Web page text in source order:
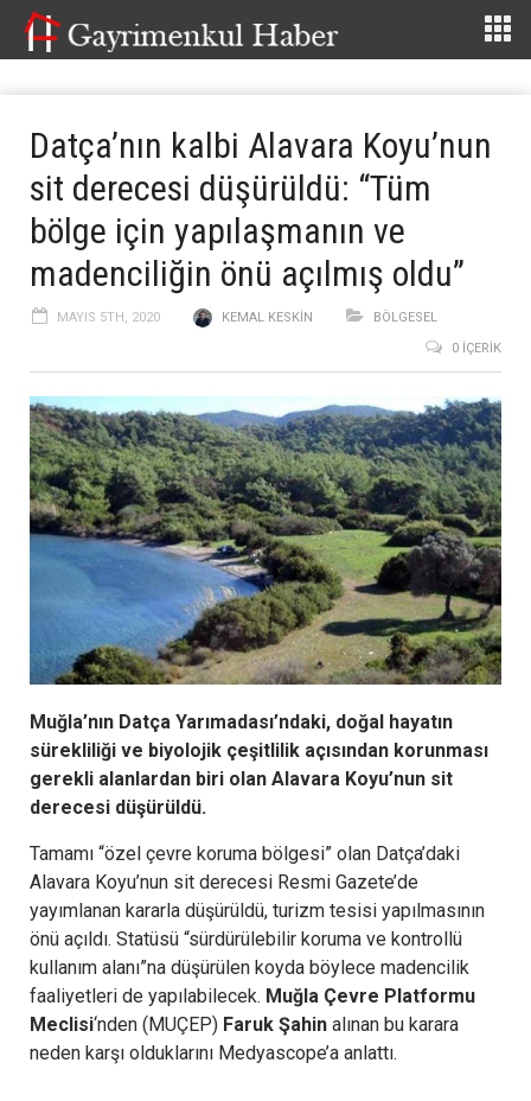
Datça’nın kalbi Alavara Koyu’nun
sit derecesi düşürüldü: “Tüm
bölge için yapılaşmanın ve
madenciliğin önü açılmış oldu”
MAYIS 5TH, 2020 KEMAL KESKIN
BÖLGESEL
0 İÇERIK
Muğla’nın Datça Yarımadası’ndaki, doğal hayatın
sürekliliği ve biyolojik çeşitlilik açısından korunması
gerekli alanlardan biri olan Alavara Koyu’nun sit
derecesi düşürüldü.
Tamamı “özel çevre koruma bölgesi” olan Datça’daki
Alavara Koyu’nun sit derecesi Resmi Gazete’de
yayımlanan kararla düşürüldü, turizm tesisi yapılmasının
önü açıldı. Statüsü “sürdürülebilir koruma ve kontrollü
kullanım alanı”na düşürülen koyda böylece madencilik
faaliyetleri de yapılabilecek. Muğla Çevre Platformu
Meclisi‘nden (MUÇEP) Faruk Şahin alınan bu karara
neden karşı olduklarını Medyascope’a anlattı.